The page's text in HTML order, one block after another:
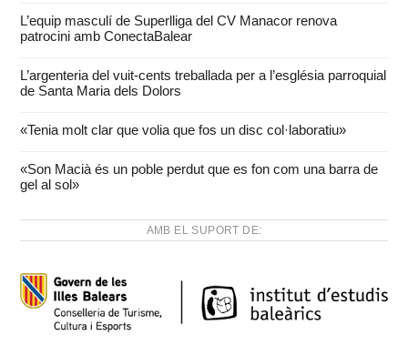
L’equip masculí de Superlliga del CV Manacor renova
patrocini amb ConectaBalear
L’argenteria del vuit-cents treballada per a l’església parroquial
de Santa Maria dels Dolors
«Tenia molt clar que volia que fos un disc col·laboratiu»
«Son Macià és un poble perdut que es fon com una barra de
gel al sol»
AMB EL SUPORT DE: